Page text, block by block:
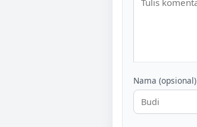
Nama (opsional)